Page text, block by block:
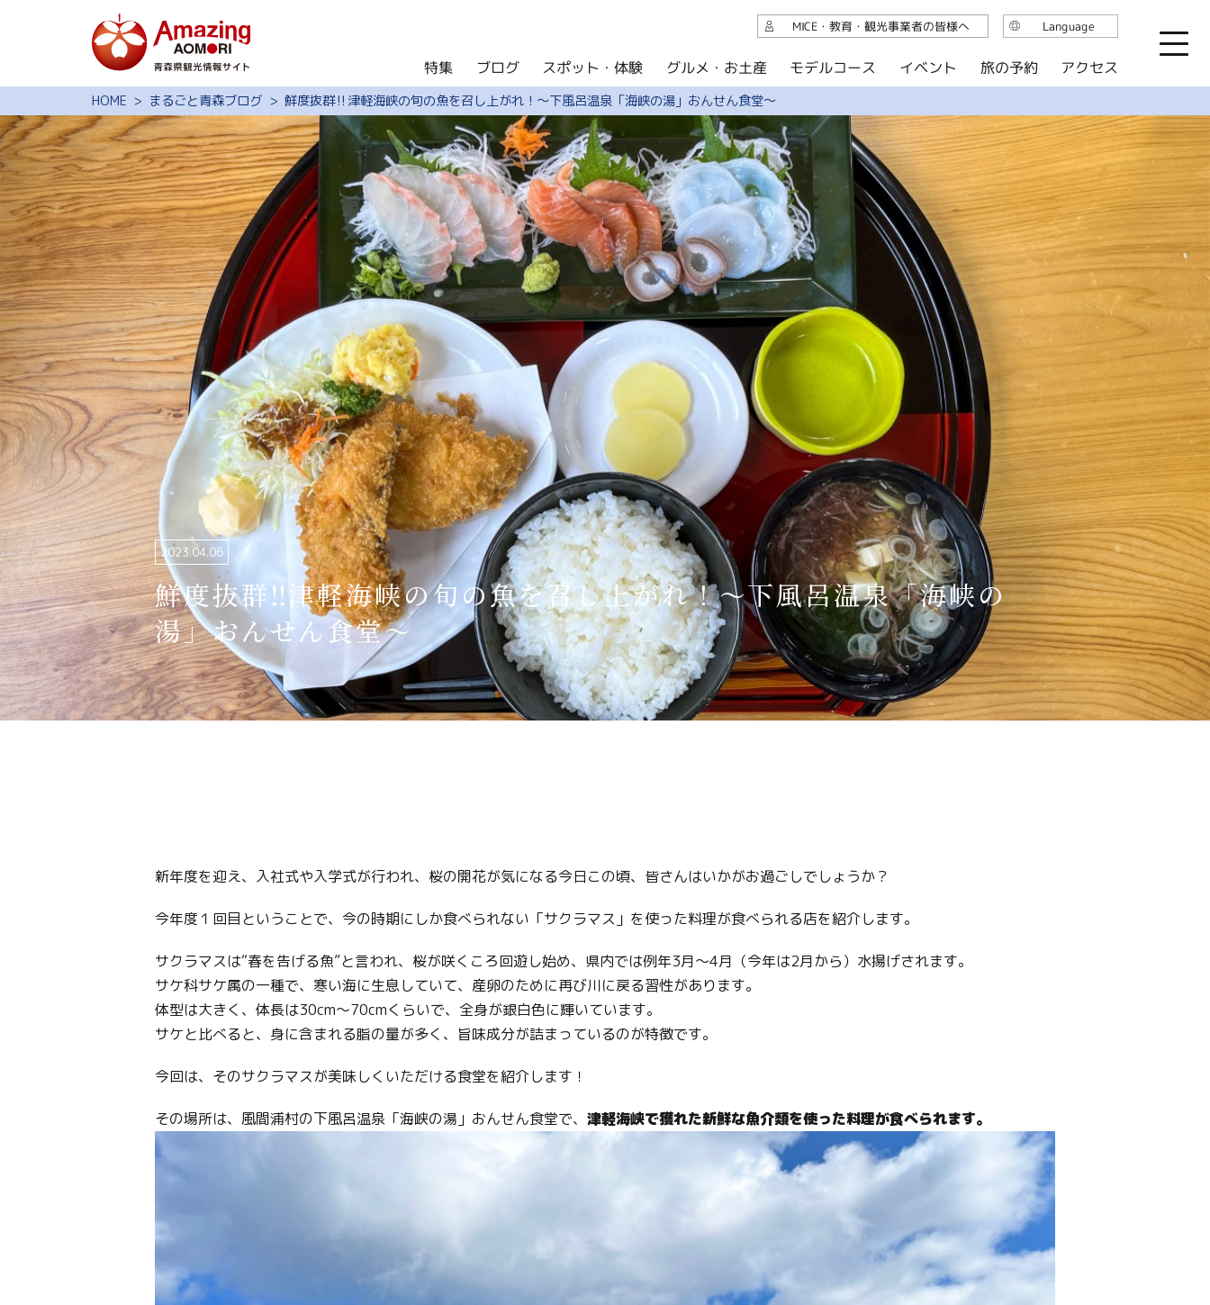
特集
ブログ
スポット・体験
グルメ・お土産
モデルコース
イベント
旅の予約
アクセス
観光ガイド
このサイトについて
サイト内検索
共有
行きたいリスト
写真ライブラリー
動画ライブラリー
パンフレットダウンロード
よくある質問
運営組織について
関連リンク集
Language
日本語
English
繁体中文
简体中文
한국어
MICE・教育・観光事業者の皆様へ
HOME まるごと青森ブログ 鮮度抜群‼️津軽海峡の旬の魚を召し上がれ！〜下風呂温泉「海峡の湯」おんせん食堂〜
鮮度抜群‼️津軽海峡の旬の魚を召し上がれ！〜下風呂温泉「海峡の
湯」おんせん食堂〜
2023.04.06
新年度を迎え、入社式や入学式が行われ、桜の開花が気になる今日この頃、皆さんはいかがお過ごしでしょうか？
今年度１回目ということで、今の時期にしか食べられない「サクラマス」を使った料理が食べられる店を紹介します。
サクラマスは“春を告げる魚”と言われ、桜が咲くころ回遊し始め、県内では例年3月〜4月（今年は2月から）水揚げされます。
サケ科サケ属の一種で、寒い海に生息していて、産卵のために再び川に戻る習性があります。
体型は大きく、体長は30cm〜70cmくらいで、全身が銀白色に輝いています。
サケと比べると、身に含まれる脂の量が多く、旨味成分が詰まっているのが特徴です。
今回は、そのサクラマスが美味しくいただける食堂を紹介します！
その場所は、風間浦村の下風呂温泉「海峡の湯」おんせん食堂で、 津軽海峡で獲れた新鮮な魚介類を使った料理が食べられます。
特集 ブログ スポット・体験 グルメ・お土産 モデルコース イベント 旅の予約 アクセス
MICE・教育・観光事業者の皆様へ Language
English
简体中文
한국어